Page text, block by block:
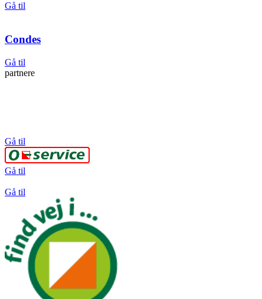
Gå til
Condes
Gå til
partnere
Gå til
Gå til
Gå til